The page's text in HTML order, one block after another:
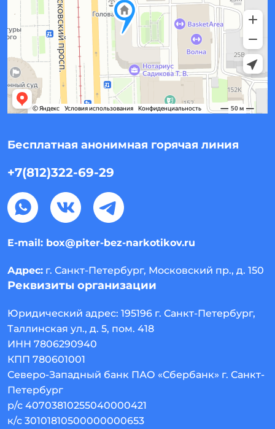
Бесплатная анонимная горячая линия
+7(812)322-69-29
E-mail: box@piter-bez-narkotikov.ru
Адрес: г. Санкт-Петербург, Московский пр., д. 150
Реквизиты организации
Юридический адрес: 195196 г. Санкт-Петербург,
Таллинская ул., д. 5, пом. 418
ИНН 7806290940
КПП 780601001
Северо-Западный банк ПАО «Сбербанк» г. Санкт-
Петербург
р/с 40703810255040000421
к/с 30101810500000000653